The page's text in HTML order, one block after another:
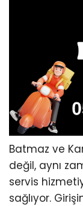
Batmaz ve
değil, aynı
servis
sağlıyor.